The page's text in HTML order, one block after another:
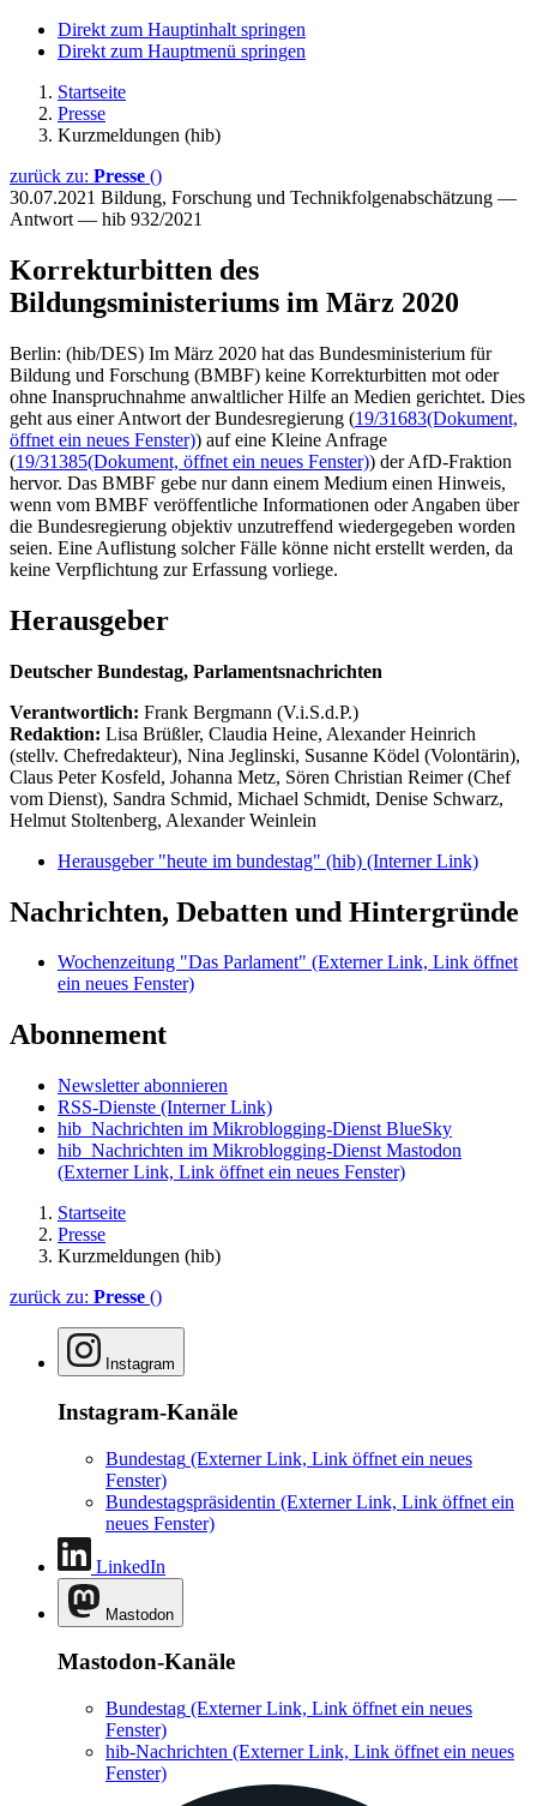
Direkt zum Hauptinhalt springen
Direkt zum Hauptmenü springen
Startseite
Presse
Kurzmeldungen (hib)
zurück zu: Presse ()
30.07.2021 Bildung, Forschung und Technikfolgenabschätzung —
Antwort — hib 932/2021
Korrekturbitten des
Bildungsministeriums im März 2020
Berlin: (hib/DES) Im März 2020 hat das Bundesministerium für
Bildung und Forschung (BMBF) keine Korrekturbitten mot oder
ohne Inanspruchnahme anwaltlicher Hilfe an Medien gerichtet. Dies
geht aus einer Antwort der Bundesregierung (19/31683(Dokument,
öffnet ein neues Fenster)) auf eine Kleine Anfrage
(19/31385(Dokument, öffnet ein neues Fenster)) der AfD-Fraktion
hervor. Das BMBF gebe nur dann einem Medium einen Hinweis,
wenn vom BMBF veröffentliche Informationen oder Angaben über
die Bundesregierung objektiv unzutreffend wiedergegeben worden
seien. Eine Auflistung solcher Fälle könne nicht erstellt werden, da
keine Verpflichtung zur Erfassung vorliege.
Herausgeber
Deutscher Bundestag, Parlamentsnachrichten
Verantwortlich: Frank Bergmann (V.i.S.d.P.)
Redaktion: Lisa Brüßler, Claudia Heine, Alexander Heinrich
(stellv. Chefredakteur), Nina Jeglinski, Susanne Ködel (Volontärin),
Claus Peter Kosfeld, Johanna Metz, Sören Christian Reimer (Chef
vom Dienst), Sandra Schmid, Michael Schmidt, Denise Schwarz,
Helmut Stoltenberg, Alexander Weinlein
Herausgeber "heute im bundestag" (hib) (Interner Link)
Nachrichten, Debatten und Hintergründe
Wochenzeitung "Das Parlament" (Externer Link, Link öffnet
ein neues Fenster)
Abonnement
Newsletter abonnieren
RSS-Dienste (Interner Link)
hib_Nachrichten im Mikroblogging-Dienst BlueSky
hib_Nachrichten im Mikroblogging-Dienst Mastodon
(Externer Link, Link öffnet ein neues Fenster)
Startseite
Presse
Kurzmeldungen (hib)
zurück zu: Presse ()
Instagram
Instagram-Kanäle
Bundestag (Externer Link, Link öffnet ein neues
Fenster)
Bundestagspräsidentin (Externer Link, Link öffnet ein
neues Fenster)
LinkedIn
Mastodon
Mastodon-Kanäle
Bundestag (Externer Link, Link öffnet ein neues
Fenster)
hib-Nachrichten (Externer Link, Link öffnet ein neues
Fenster)